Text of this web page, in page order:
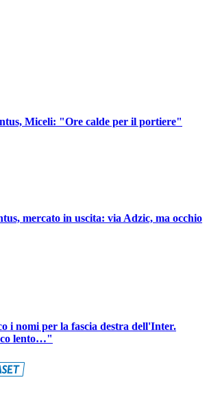
Miceli: "Ore calde per il portiere"
mercato in uscita: via Adzic, ma occhio
i nomi per la fascia destra dell'Inter.
lento…"